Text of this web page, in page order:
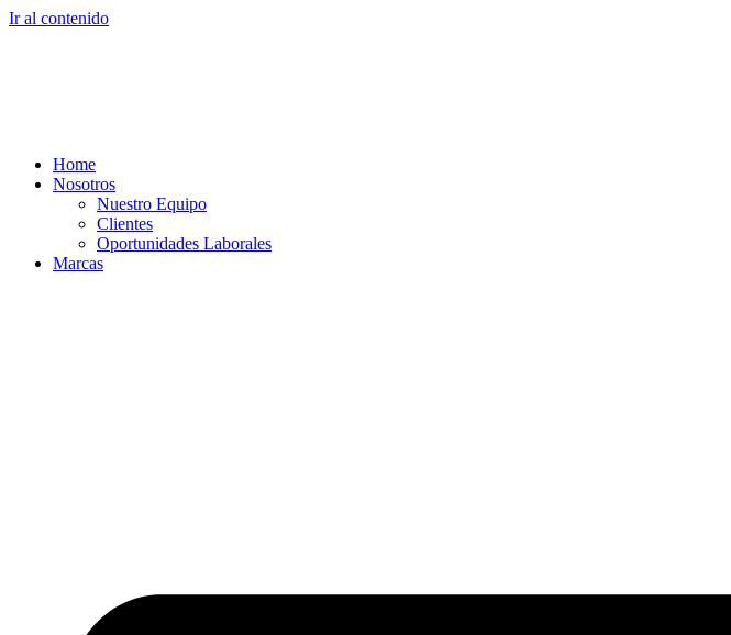
Ir al contenido
Home
Nosotros
Nuestro Equipo
Clientes
Oportunidades Laborales
Marcas